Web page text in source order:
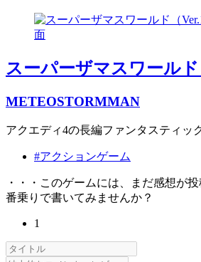
スーパーザマスワールド
METEOSTORMMAN
アクエディ4の長編ファンタスティッ
#アクションゲーム
・・・このゲームには、まだ感想が
番乗りで書いてみませんか？
1